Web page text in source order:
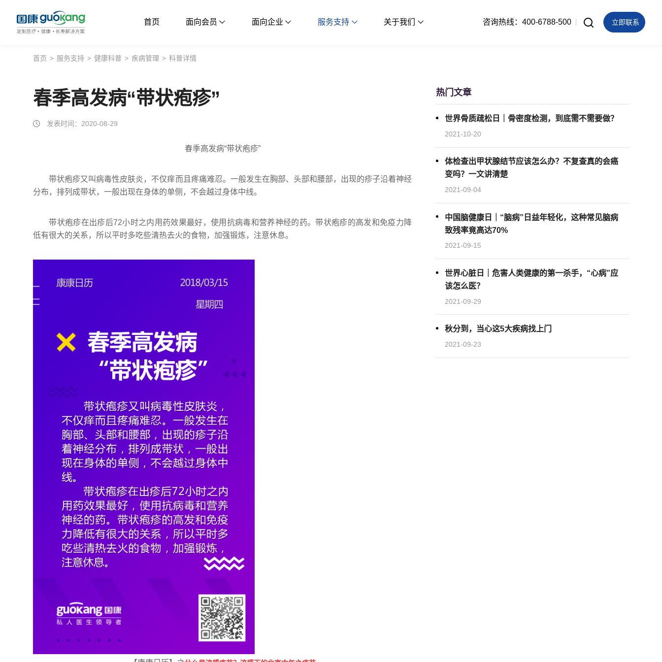
首页 面向会员 面向企业 服务支持 关于我们
面向企业
咨询热线：400-6788-500 立即联系
首页 > 服务支持 > 健康科普 > 疾病管理 > 科普详情
春季高发病“带状疱疹”
发表时间：2020-08-29
春季高发病“带状疱疹”
带状疱疹又叫病毒性皮肤炎，不仅痒而且疼痛难忍。一般发生在胸部、头部和腰部，出现的疹子沿着神经
分布，排列成带状，一般出现在身体的单侧，不会越过身体中线。
带状疱疹在出疹后72小时之内用药效果最好，使用抗病毒和营养神经的药。带状疱疹的高发和免疫力降
低有很大的关系，所以平时多吃些清热去火的食物，加强锻炼，注意休息。
热门文章
世界骨质疏松日｜骨密度检测，到底需不需要做？
2021-10-20
体检查出甲状腺结节应该怎么办？不复查真的会癌
变吗？一文讲清楚
2021-09-04
中国脑健康日｜“脑病”日益年轻化，这种常见脑病
致残率竟高达70%
2021-09-15
世界心脏日｜危害人类健康的第一杀手，“心病”应
该怎么医？
2021-09-29
秋分到，当心这5大疾病找上门
2021-09-23